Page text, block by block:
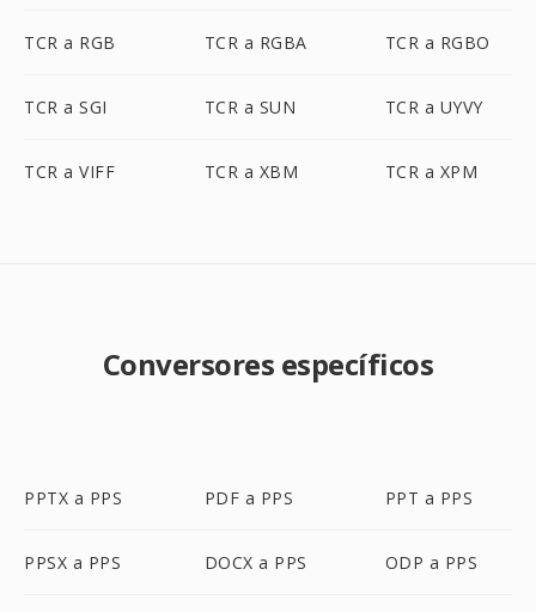
TCR a RGB TCR a RGBA TCR a RGBO
TCR a SGI TCR a SUN TCR a UYVY
TCR a VIFF TCR a XBM TCR a XPM
Conversores específicos
PPTX a PPS PDF a PPS PPT a PPS
PPSX a PPS DOCX a PPS ODP a PPS